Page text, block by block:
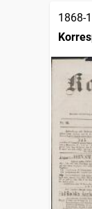
1868-